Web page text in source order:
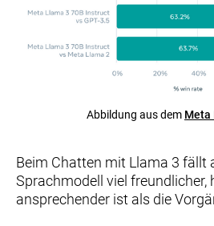
Abbildung aus dem Meta
Beim Chatten mit Llama 3 fällt
Sprachmodell viel freundlicher,
ansprechender ist als die